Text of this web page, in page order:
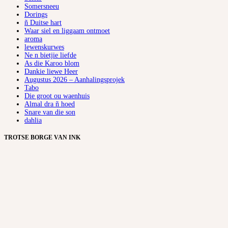
Somersneeu
Dorings
ñ Duitse hart
Waar siel en liggaam ontmoet
aroma
lewenskurwes
Ne n bietjie liefde
As die Karoo blom
Dankie liewe Heer
Augustus 2026 – Aanhalingsprojek
Tabo
Die groot ou waenhuis
Almal dra ñ hoed
Snare van die son
dahlia
TROTSE BORGE VAN INK